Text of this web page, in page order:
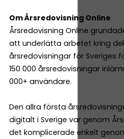
Om Årsredovisning Online
Årsredovisning Online
att underlätta arbetet kring
årsredovisningar för Sveriges
150 000 årsredovisningar
000+ användare.
Den allra första
digitalt i Sverige var genom
det komplicerade enkelt